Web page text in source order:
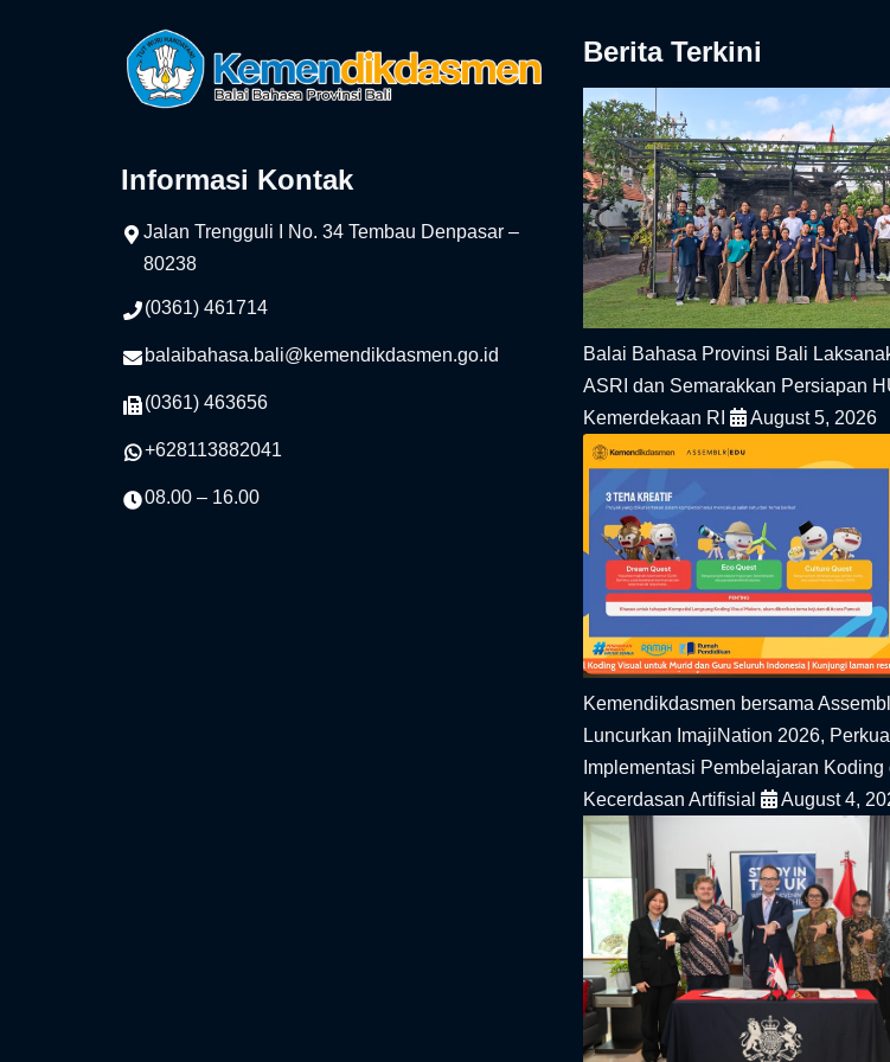
Informasi Kontak
Jalan Trengguli I No. 34 Tembau Denpasar –
80238
(0361) 461714
balaibahasa.bali@kemendikdasmen.go.id
(0361) 463656
+628113882041
08.00 – 16.00
Berita Terkini
Balai Bahasa Provinsi Bali
ASRI dan Semarakkan Persiapan
Kemerdekaan RI
August 5, 2026
Kemendikdasmen bersama
Luncurkan ImajiNation 2026,
Implementasi Pembelajaran Koding
Kecerdasan Artifisial
August 4,